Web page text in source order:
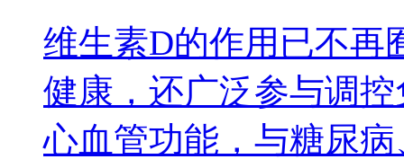
维生素D的作用已不再
健康，还广泛参与调
心血管功能，与糖尿